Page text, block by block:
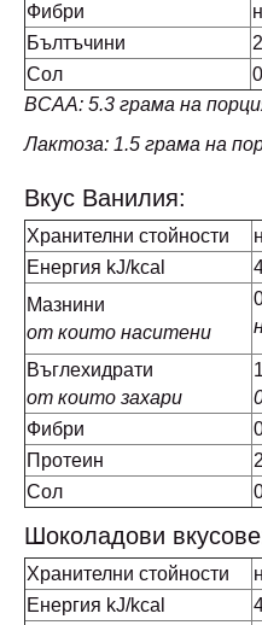
Фибри
Бълтъчини
Сол
BCAA: 5.3 грама на
Лактоза: 1.5 грама на
Вкус Ванилия:
Хранителни стойности
Енергия kJ/kcal
Мазнини
от които наситени
Въглехидрати
от които захари
Фибри
Протеин
Сол
Шоколадови
Хранителни стойности
Енергия kJ/kcal